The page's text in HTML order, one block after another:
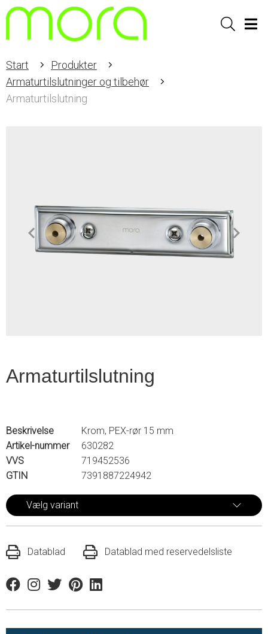
Sök
Start
Produkter
Armaturtilslutninger og tilbehør
Armaturtilslutning
Armaturtilslutning
Beskrivelse
Krom, PEX-rør 15 mm
Artikel-nummer
630282
VVS
719452536
GTIN
7391887224942
Vælg variant
Datablad Datablad med reservedelsliste
FacebookInstagram
TwitterPinterestLinkedin